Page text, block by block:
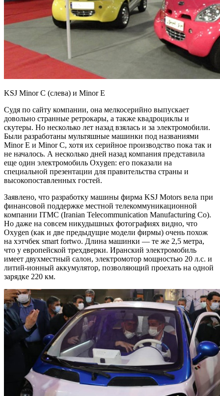
KSJ Minor C (слева) и Minor E
Судя по сайту компании, она мелкосерийно выпускает
довольно странные ретрокары, а также квадроциклы и
скутеры. Но несколько лет назад взялась и за электромобили.
Были разработаны мультяшные машинки под названиями
Minor E и Minor C, хотя их серийное производство пока так и
не началось. А несколько дней назад компания представила
еще один электромобиль Oxygen: его показали на
специальной презентации для правительства страны и
высокопоставленных гостей.
Заявлено, что разработку машины фирма KSJ Motors вела при
финансовой поддержке местной телекоммуникационной
компании ITMC (Iranian Telecommunication Manufacturing Co).
Но даже на совсем никудышных фотографиях видно, что
Oxygen (как и две предыдущие модели фирмы) очень похож
на хэтчбек smart fortwo. Длина машинки — те же 2,5 метра,
что у европейской трехдверки. Иранский электромобиль
имеет двухместный салон, электромотор мощностью 20 л.с. и
литий-ионный аккумулятор, позволяющий проехать на одной
зарядке 220 км.